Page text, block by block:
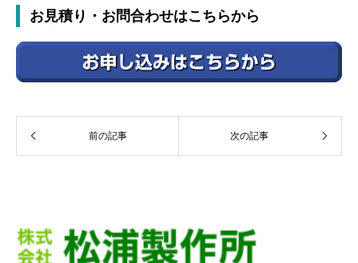
お見積り・お問合わせはこちらから
前の記事 次の記事